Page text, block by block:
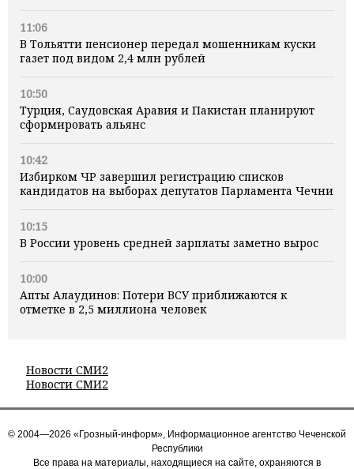
11:06
В Тольятти пенсионер передал мошенникам куски
газет под видом 2,4 млн рублей
10:50
Турция, Саудовская Аравия и Пакистан планируют
сформировать альянс
10:42
Избирком ЧР завершил регистрацию списков
кандидатов на выборах депутатов Парламента Чечни
10:15
В России уровень средней зарплаты заметно вырос
10:00
Апты Алаудинов: Потери ВСУ приближаются к
отметке в 2,5 миллиона человек
Новости СМИ2
Новости СМИ2
© 2004—2026 «Грозный-информ», Информационное агентство Чеченской
Республики
Все права на материалы, находящиеся на сайте, охраняются в